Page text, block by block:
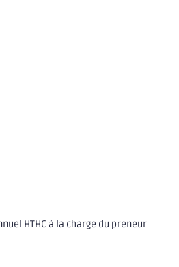
HTHC à la charge du preneur